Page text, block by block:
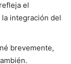
el
integración del
brevemente,